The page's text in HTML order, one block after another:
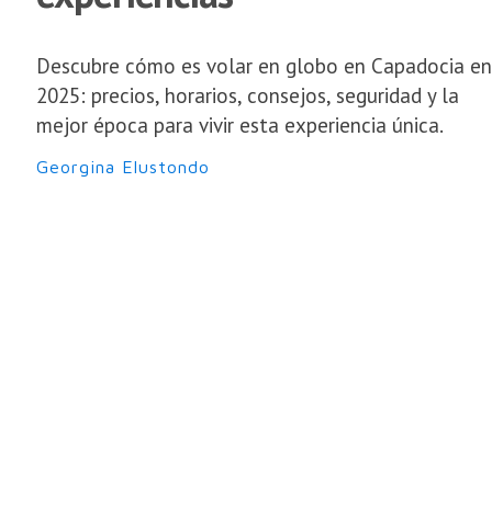
Descubre cómo es volar en globo en Capadocia en
2025: precios, horarios, consejos, seguridad y la
mejor época para vivir esta experiencia única.
Georgina Elustondo